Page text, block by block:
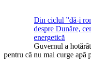
Din ciclul ”dă-i
despre Dunăre,
energetică
Guvernul a
pentru că nu mai curge apă